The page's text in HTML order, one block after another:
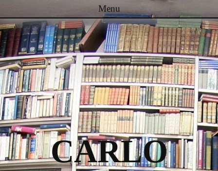
CARLO
Menu
Passa al contenuto